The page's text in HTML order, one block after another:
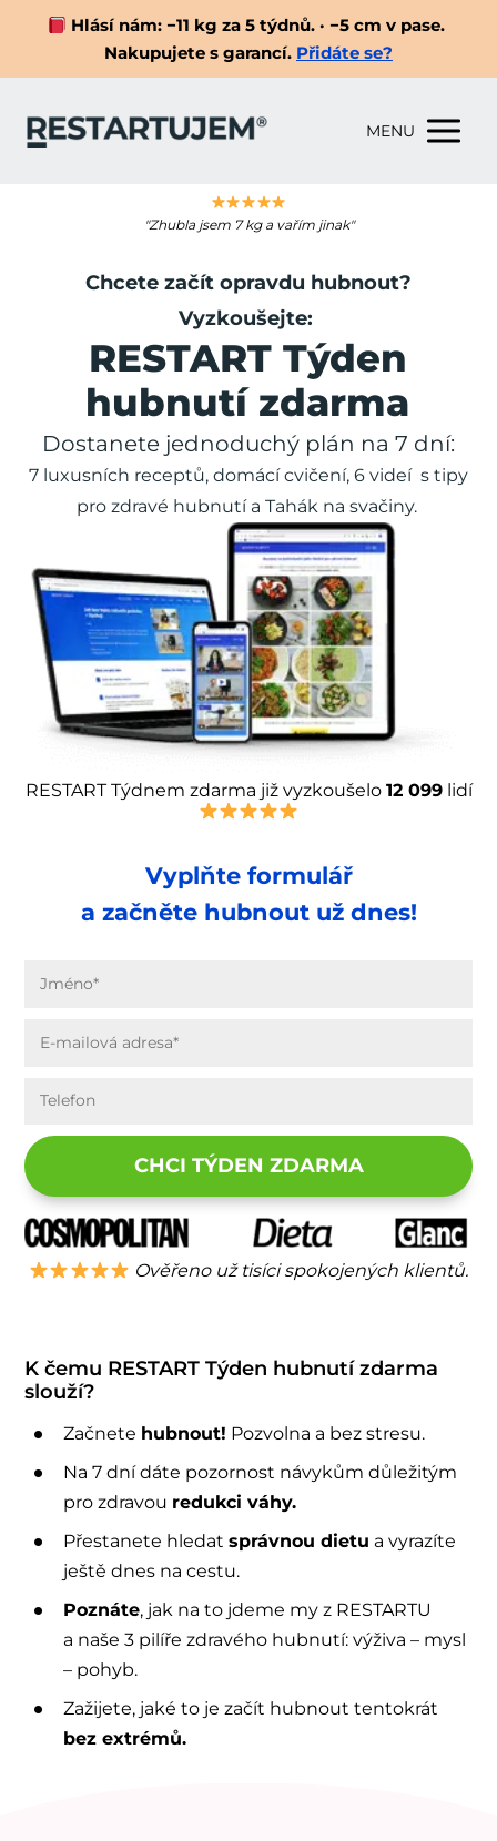
Hlásí nám: −11 kg za 5 týdnů. · −5 cm v pase.
Nakupujete s garancí. Přidáte se?
MENU
"Zhubla jsem 7 kg a vařím jinak"
Chcete začít opravdu hubnout?
Vyzkoušejte:
RESTART Týden
hubnutí zdarma
Dostanete jednoduchý plán na 7 dní:
7 luxusních receptů, domácí cvičení, 6 videí s tipy
pro zdravé hubnutí a Tahák na svačiny.
RESTART Týdnem zdarma již vyzkoušelo 12 099 lidí
Vyplňte formulář
a začněte hubnout už dnes!
CHCI TÝDEN ZDARMA
Ověřeno už tisíci spokojených klientů.
K čemu RESTART Týden hubnutí zdarma
slouží?
Začnete hubnout! Pozvolna a bez stresu.
Na 7 dní dáte pozornost návykům důležitým
pro zdravou redukci váhy.
Přestanete hledatsprávnou dietu a vyrazíte
ještě dnes na cestu.
Poznáte, jak na to jdeme my z RESTARTU
a naše 3 pilíře zdravého hubnutí: výživa – mysl
– pohyb.
Zažijete, jaké to je začít hubnout tentokrát
bez extrémů.